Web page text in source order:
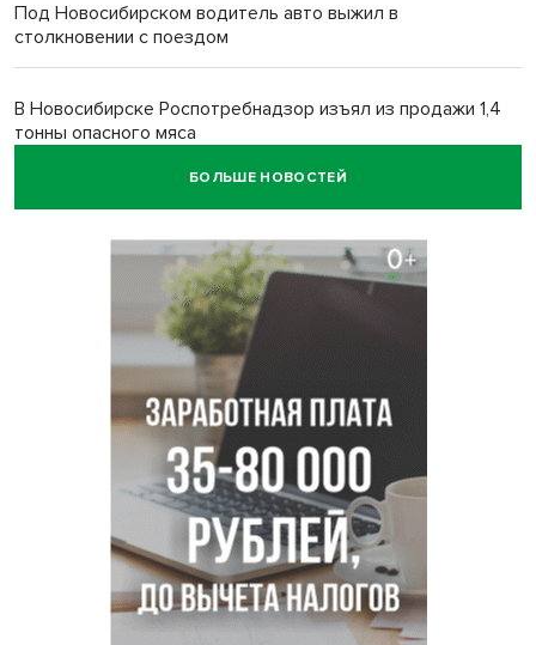
Под Новосибирском водитель авто выжил в
столкновении с поездом
В Новосибирске Роспотребнадзор изъял из продажи 1,4
тонны опасного мяса
БОЛЬШЕ НОВОСТЕЙ